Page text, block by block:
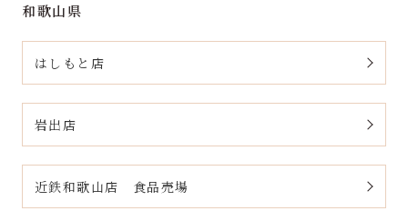
和歌山県
はしもと店
岩出店
近鉄和歌山店 食品売場